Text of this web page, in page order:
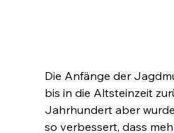
Die Anfänge der
bis in die Altsteinzeit
Jahrhundert aber
so verbessert, dass